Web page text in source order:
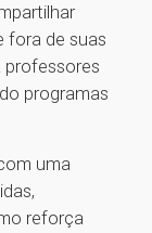
fora de suas
professores
programas
uma
reforça